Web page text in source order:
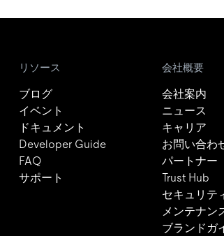
リソース
ブログ
イベント
ドキュメント
Developer Guide
FAQ
サポート
会社概要
会社案内
ニュース
キャリア
お問い合わ
パートナー
Trust Hub
セキュリテ
メンテナン
ブランドガ